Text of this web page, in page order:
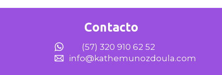
Contacto
(57) 320 910 62 52
info@kathemunozdoula.com